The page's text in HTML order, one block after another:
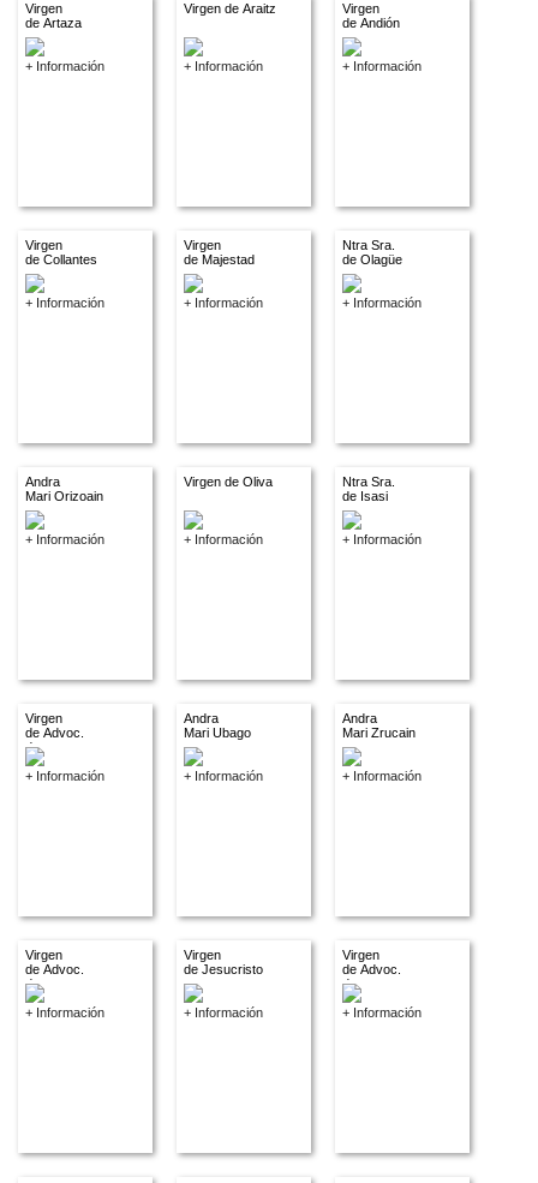
Virgen
de Artaza
+ Información
Virgen de Araitz
+ Información
Virgen
de Andión
+ Información
Virgen
de Collantes
+ Información
Virgen
de Majestad
+ Información
Ntra Sra.
de Olagüe
+ Información
Andra
Mari Orizoain
+ Información
Virgen de Oliva
+ Información
Ntra Sra.
de Isasi
+ Información
Virgen
de Advoc.
descon.
+ Información
Andra
Mari Ubago
+ Información
Andra
Mari Zrucain
+ Información
Virgen
de Advoc.
descon.
+ Información
Virgen
de Jesucristo
+ Información
Virgen
de Advoc.
descon.
+ Información